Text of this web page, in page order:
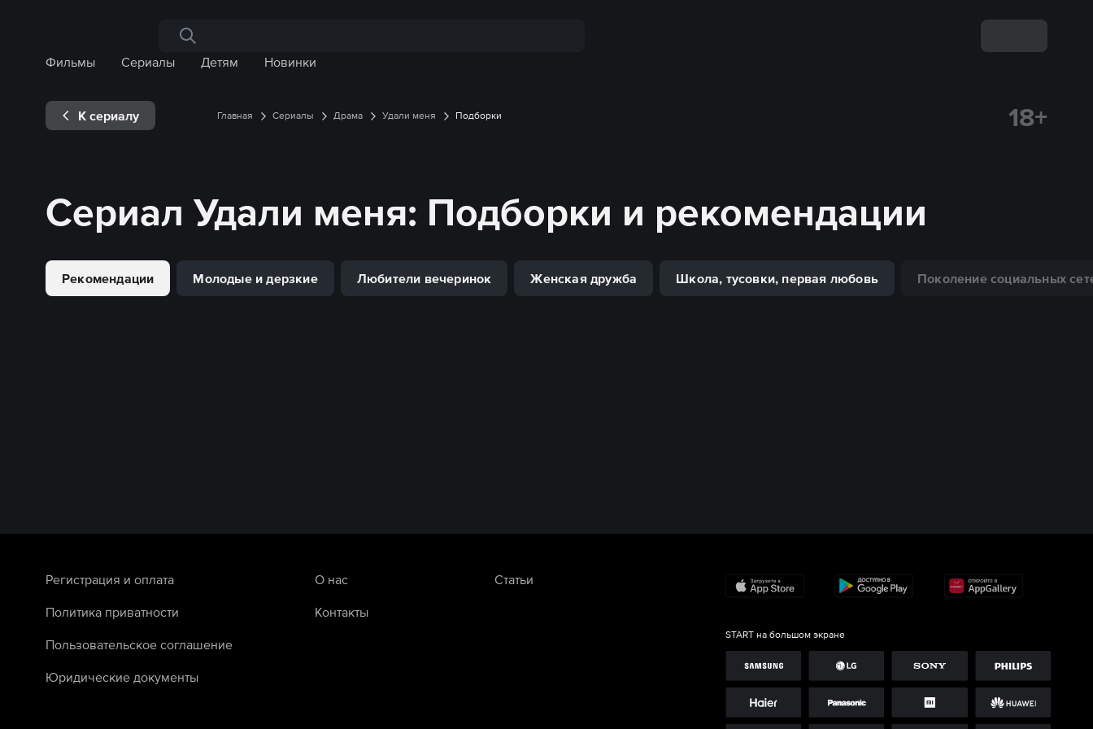
Поиск по сайту
Фильмы
Сериалы Детям Новинки
К сериалу Главная Сериалы Драма Удали меня Подборки 18+
Сериал Удали меня: Подборки и рекомендации
Рекомендации Молодые и дерзкие Любители вечеринок Женская дружба Школа, тусовки, первая любовь Поколение социальных
Регистрация и оплата
Политика приватности
Пользовательское соглашение
Юридические документы
О нас
Контакты
Статьи
START на большом экране